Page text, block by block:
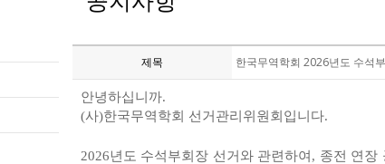
제목 한국무역학회 2026년도 수석
안녕하십니까.
(사)한국무역학회 선거관리위원회입니다.
2026년도 수석부회장 선거와 관련하여 , 종전 연장